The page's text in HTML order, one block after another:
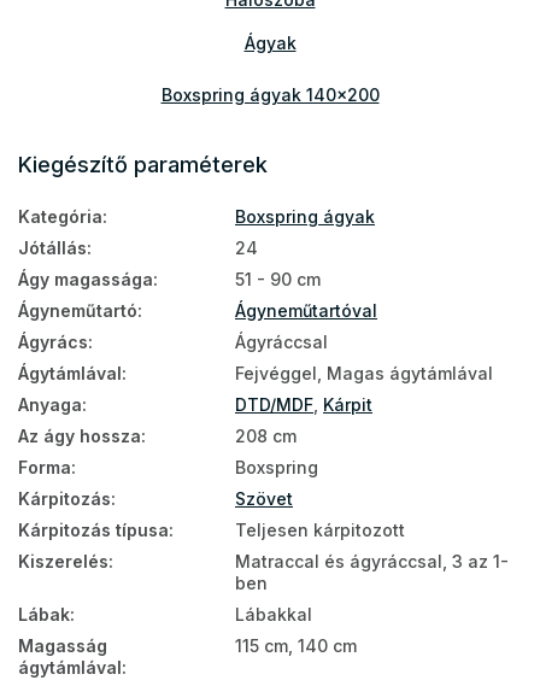
Ágyak
Boxspring ágyak 140x200
Kárpitozott ágyak 140x200
Kárpitozott ágyak 160x200
Kárpitozott ágyak 180x200
Kiegészítő paraméterek
Kategória:
Boxspring ágyak
Jótállás:
24
Ágy magassága:
51 - 90 cm
Ágyneműtartó:
Ágyneműtartóval
Ágyrács:
Ágyráccsal
Ágytámlával:
Fejvéggel, Magas ágytámlával
Anyaga: DTD/MDF Kárpit
Az ágy hossza:
208 cm
Forma:
Boxspring
Kárpitozás:
Szövet
Kárpitozás típusa:
Teljesen kárpitozott
Kiszerelés:
Matraccal és ágyráccsal, 3 az 1-
ben
Lábak:
Lábakkal
Magasság
ágytámlával:
115 cm, 140 cm